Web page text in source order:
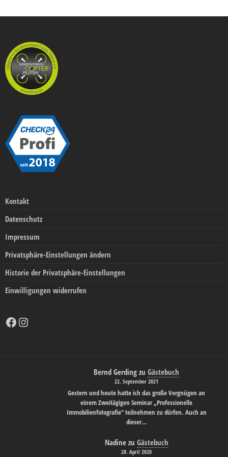
Kontakt
Datenschutz
Impressum
Privatsphäre-Einstellungen ändern
Historie der Privatsphäre-Einstellungen
Einwilligungen widerrufen
Facebook
Instagram
Bernd Gerding zuGästebuch
22. September 2021
Gestern und heute hatte ich das große Vergnügen an
einem Zweitägigen Seminar „Professionelle
Immobilienfotografie“ teilnehmen zu dürfen. Auch an
dieser…
Nadinezu Gästebuch
28. April 2020